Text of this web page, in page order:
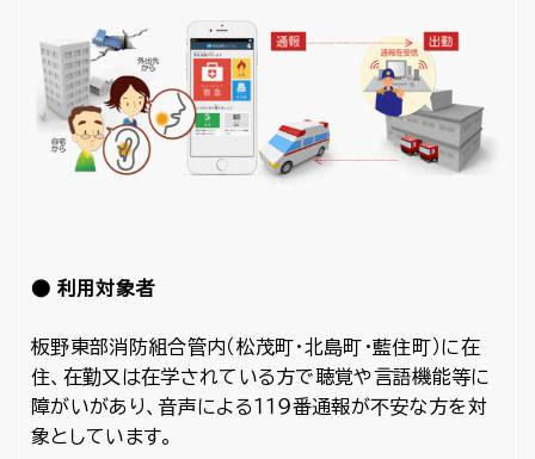
● 利用対象者
板野東部消防組合管内（松茂町・北島町・藍住町）に在
住、在勤又は在学されている方で聴覚や言語機能等に
障がいがあり、音声による１１９番通報が不安な方を対
象としています。